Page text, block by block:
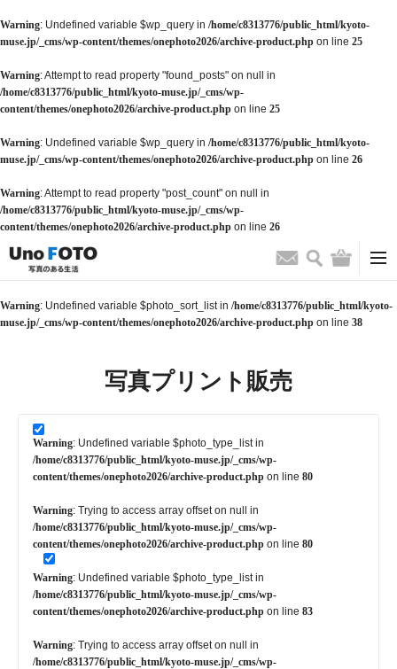
Warning: Undefined variable $wp_query in /home/c8313776/public_html/kyoto-
muse.jp/_cms/wp-content/themes/onephoto2026/archive-product.php on line 25
Warning: Attempt to read property "found_posts" on null in
/home/c8313776/public_html/kyoto-muse.jp/_cms/wp-
content/themes/onephoto2026/archive-product.php on line 25
Warning: Undefined variable $wp_query in /home/c8313776/public_html/kyoto-
muse.jp/_cms/wp-content/themes/onephoto2026/archive-product.php on line 26
Warning: Attempt to read property "post_count" on null in
/home/c8313776/public_html/kyoto-muse.jp/_cms/wp-
content/themes/onephoto2026/archive-product.php on line 26
お問い合わせ
検索 バッグ
Warning: Undefined variable $photo_sort_list in /home/c8313776/public_html/kyoto-
muse.jp/_cms/wp-content/themes/onephoto2026/archive-product.php on line 38
写真プリント販売
Warning: Undefined variable $photo_type_list in
/home/c8313776/public_html/kyoto-muse.jp/_cms/wp-
content/themes/onephoto2026/archive-product.php on line 80
Warning: Trying to access array offset on null in
/home/c8313776/public_html/kyoto-muse.jp/_cms/wp-
content/themes/onephoto2026/archive-product.php on line 80
Warning: Undefined variable $photo_type_list in
/home/c8313776/public_html/kyoto-muse.jp/_cms/wp-
content/themes/onephoto2026/archive-product.php on line 83
Warning: Trying to access array offset on null in
/home/c8313776/public_html/kyoto-muse.jp/_cms/wp-